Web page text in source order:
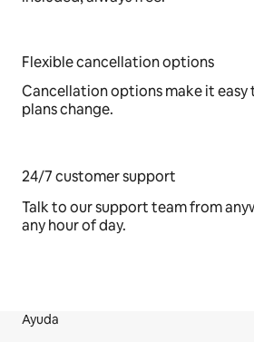
Flexible cancellation options
Cancellation options make it
plans change.
24/7 customer support
Talk to our support team from
any hour of day.
Pie de página del sitio web
Ayuda